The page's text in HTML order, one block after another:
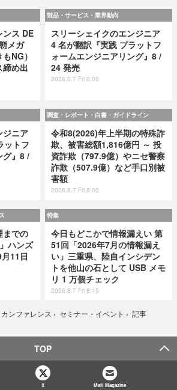
ンス DE
メガ
NG）
締め出
製品・サービス・業界動向
スリーシェイクのエンジニア
4 名が翻訳『実践 プラットフ
ォームエンジニアリング』8 /
24 発売
2026.8.7 Fri 8:00
ジニア
ットフ
グ』8 /
調査・レポート・白書・ガイドライン
令和8(2026)年上半期の特殊詐
欺、被害総額1,816億円 ～ 投
資詐欺（797.9億）やニセ警察
詐欺（507.9億）など手口別被
害額
2026.8.7 Fri 8:00
までの
ハンズ
11日
特集
今日もどこかで情報漏えい 第
51回「2026年7月の情報漏え
い」三重県、陸自インシデン
トを他山の石として USB メモ
リ 1 万個チェック
2026.8.7 Fri 8:15
ンファレンス › セミナー・イベント › 記事
TOP
X Mail Magazine